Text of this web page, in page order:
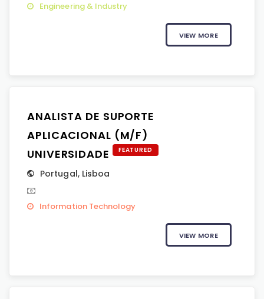
Engineering & Industry
VIEW MORE
ANALISTA DE SUPORTE
APLICACIONAL (M/F)
UNIVERSIDADE
FEATURED
Portugal, Lisboa
Information Technology
VIEW MORE